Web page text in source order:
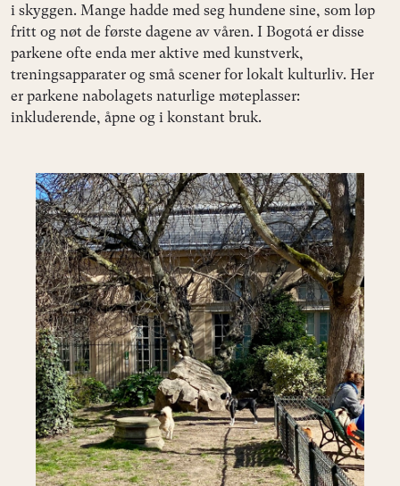
i skyggen. Mange hadde med seg hundene sine, som løp
fritt og nøt de første dagene av våren. I Bogotá er disse
parkene ofte enda mer aktive med kunstverk,
treningsapparater og små scener for lokalt kulturliv. Her
er parkene nabolagets naturlige møteplasser:
inkluderende, åpne og i konstant bruk.